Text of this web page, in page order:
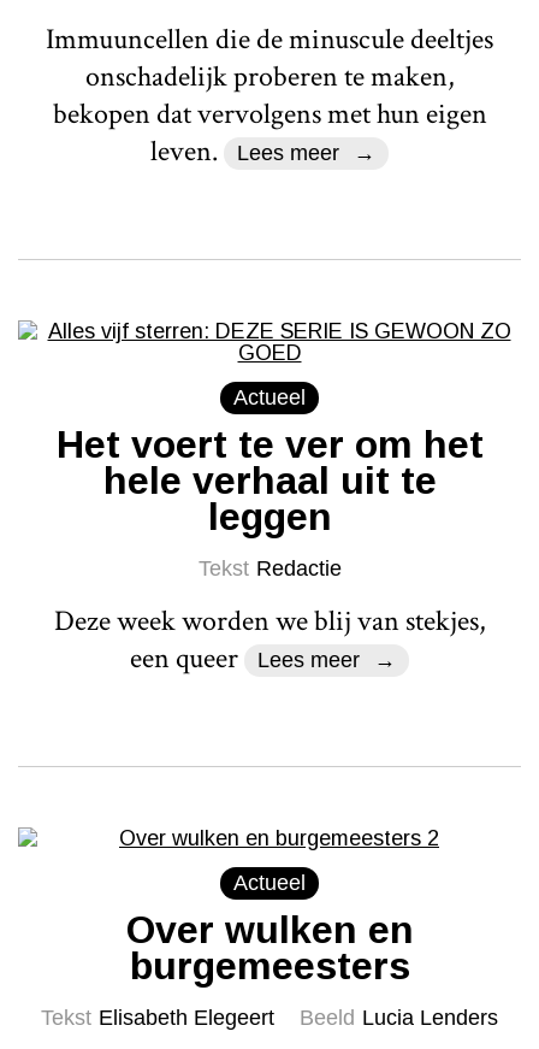
Immuuncellen die de minuscule deeltjes
onschadelijk proberen te maken,
bekopen dat vervolgens met hun eigen
leven.
Lees meer
Actueel
Het voert te ver om het
hele verhaal uit te
leggen
Tekst Redactie
Deze week worden we blij van stekjes,
een queer
Lees meer
Actueel
Over wulken en
burgemeesters
Tekst Elisabeth Elegeert Beeld Lucia Lenders